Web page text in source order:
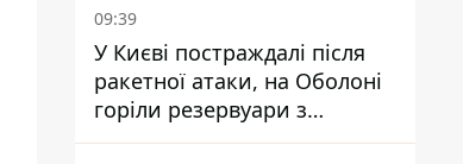
09:39
У Києві постраждалі після
ракетної атаки, на Оболоні
горіли резервуари з
паливом